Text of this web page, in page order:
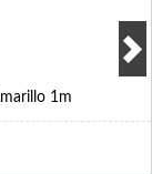
1m